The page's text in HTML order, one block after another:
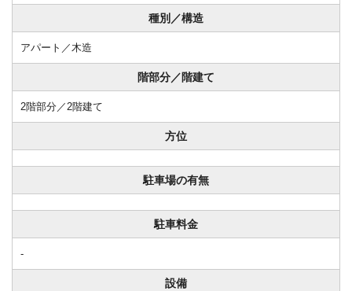
種別／構造
アパート／木造
階部分／階建て
2階部分／2階建て
方位
駐車場の有無
駐車料金
-
設備